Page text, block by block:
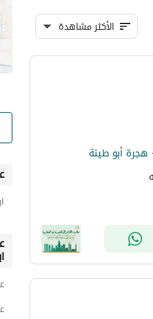
الأكثر مشاهدة
أبو طينة